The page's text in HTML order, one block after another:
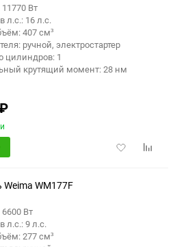
Вт
л.с.: 16 л.с.
407 см³
ручной, электростартер
цилиндров: 1
крутящий момент: 28 нм
Добавить
Weima WM177F
Вт
л.с.: 9 л.с.
277 см³